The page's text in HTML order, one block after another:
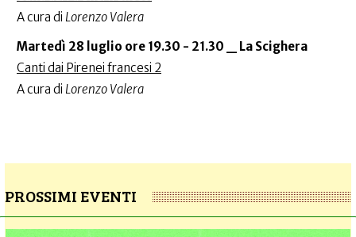
A cura di Lorenzo Valera
Martedì 28 luglio ore 19.30 - 21.30 _ La Scighera
Canti dai Pirenei francesi 2
A cura di Lorenzo Valera
PROSSIMI EVENTI